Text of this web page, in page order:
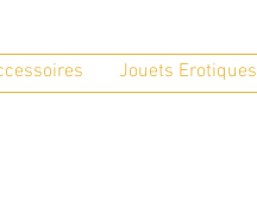
Jouets Erotiques